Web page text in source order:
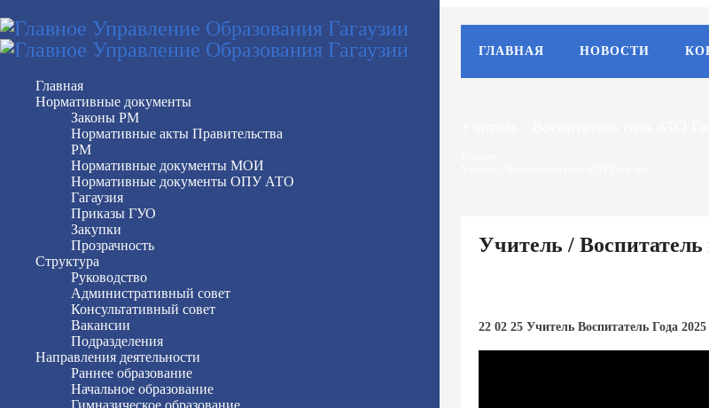
Главная
Нормативные документы
Законы РМ
Нормативные акты Правительства
РМ
Нормативные документы МОИ
Нормативные документы ОПУ АТО
Гагаузия
Приказы ГУО
Закупки
Прозрачность
Структура
Руководство
Административный совет
Консультативный совет
Вакансии
Подразделения
Направления деятельности
Раннее образование
Начальное образование
Гимназическое образование
ГЛАВНАЯ НОВОСТИ
Учитель / Воспитатель
22 02 25 Учитель Воспитатель Года